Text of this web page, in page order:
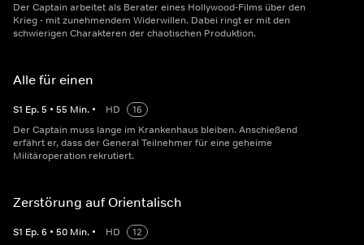
Der Captain arbeitet als Berater eines Hollywood-Films über den
Krieg - mit zunehmendem Widerwillen. Dabei ringt er mit den
schwierigen Charakteren der chaotischen Produktion.
Alle für einen
S1 Ep.5 • 55 Min. • HD
16
Der Captain muss lange im Krankenhaus bleiben. Anschießend
erfährt er, dass der General Teilnehmer für eine geheime
Militäroperation rekrutiert.
Zerstörung auf Orientalisch
S1 Ep.6 • 50 Min. • HD
12